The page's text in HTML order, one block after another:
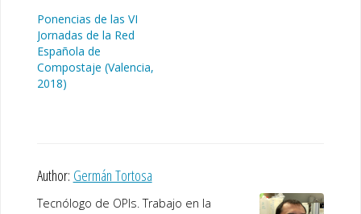
Ponencias de las VI
Jornadas de la Red
Española de
Compostaje (Valencia,
2018)
Author: Germán Tortosa
Tecnólogo de OPIs. Trabajo en la